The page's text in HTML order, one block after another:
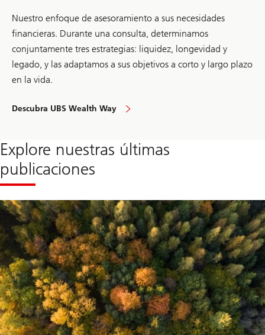
Nuestro enfoque de asesoramiento a sus necesidades
financieras. Durante una consulta, determinamos
conjuntamente tres estrategias: liquidez, longevidad y
legado, y las adaptamos a sus objetivos a corto y largo plazo
en la vida.
Descubra UBS Wealth Way
Explore nuestras últimas
publicaciones